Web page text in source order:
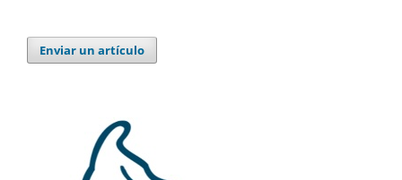
Enviar un artículo